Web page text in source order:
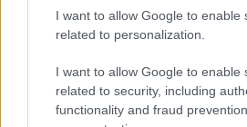
I want to allow Google to enable
related to personalization.
I want to allow Google to enable
related to security, including
functionality and fraud
Jovanotti, Gabry Ponte e
mondo per una notte
Giorgia Meloni a La